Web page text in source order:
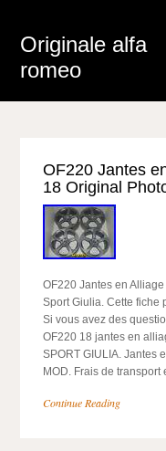
Originale alfa
romeo
OF220 Jantes
18 Original
OF220 Jantes en
Sport Giulia. Cette fiche
Si vous avez des
OF220 18 jantes en
SPORT GIULIA. Jantes
MOD. Frais de
Continue Reading